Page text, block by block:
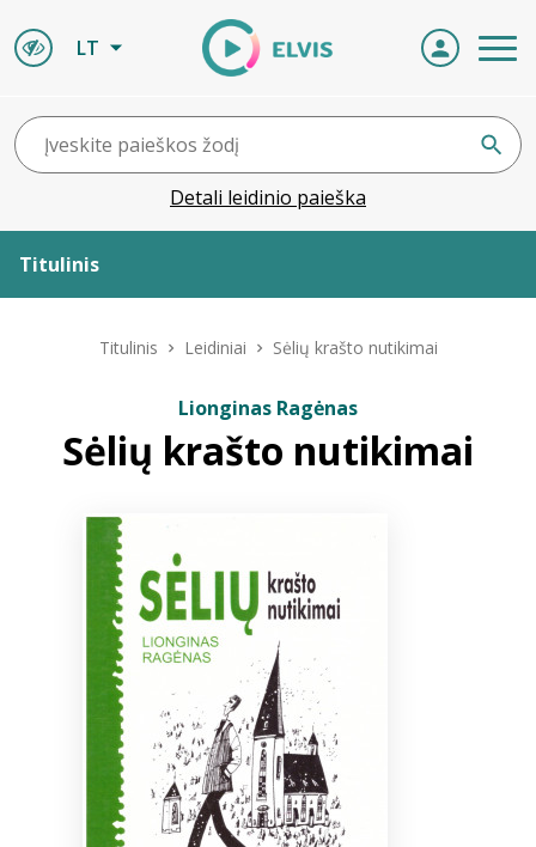
LT
Detali leidinio paieška
Titulinis
ELVIS atvyksta
Naujienos
Bibliotekoms
Titulinis Leidiniai Sėlių krašto nutikimai
Lionginas Ragėnas
Sėlių krašto nutikimai